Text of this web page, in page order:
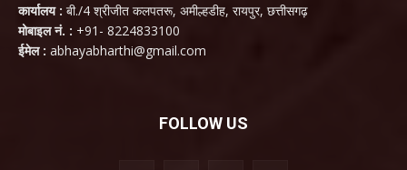
कार्यालय : बी./4 श्रीजीत कलपतरू, अमील्हडीह, रायपुर, छत्तीसगढ़
मोबाइल नं. : +91- 8224833100
ईमेल : abhayabharthi@gmail.com
FOLLOW US